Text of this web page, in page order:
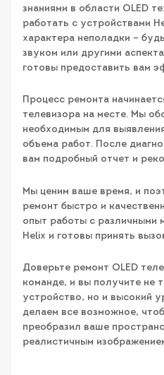
знаниями в области OLED
работать с устройствами
характера неполадки –
звуком или другими
готовы предоставить вам
Процесс ремонта
телевизора на месте. Мы
необходимым для
объема работ. После
вам подробный отчет и
Мы ценим ваше время, и
ремонт быстро и
опыт работы с различными
Helix и готовы принять
Доверьте ремонт OLED
команде, и вы получите не
устройство, но и высокий
делаем все возможное,
преобразил ваше
реалистичным